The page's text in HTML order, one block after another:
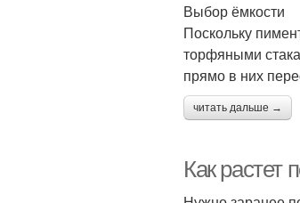
Выбор ёмкости
Поскольку
торфяными
прямо в них
читать дальше →
Как